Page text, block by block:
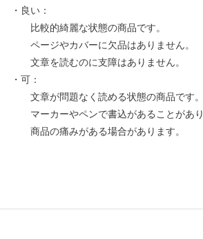
・良い：
比較的綺麗な状態の商品です。
ページやカバーに欠品はありません。
文章を読むのに支障はありません。
・可：
文章が問題なく読める状態の商品です。
マーカーやペンで書込があることがあり
商品の痛みがある場合があります。